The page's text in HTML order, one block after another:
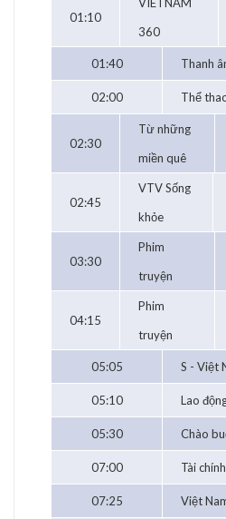
01:10
VIETNAM
360
01:40 Thanh
02:00 Thể
02:30
Từ những
miền quê
02:45
VTV Sống
khỏe
03:30
Phim
truyện
04:15
Phim
truyện
05:05 S - Việt
05:10 Lao
05:30 Chào
07:00 Tài
07:25 Việt